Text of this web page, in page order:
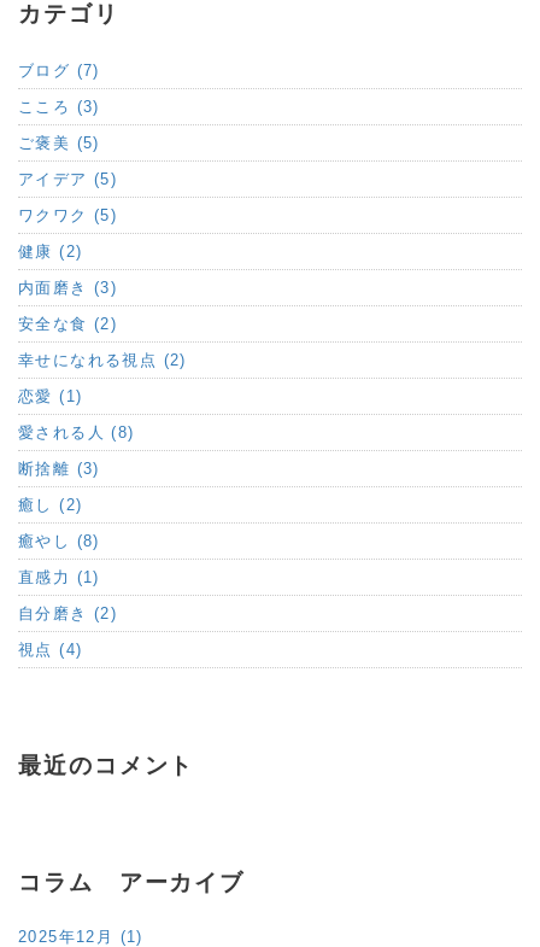
カテゴリ
ブログ (7)
こころ (3)
ご褒美 (5)
アイデア (5)
ワクワク (5)
健康 (2)
内面磨き (3)
安全な食 (2)
幸せになれる視点 (2)
恋愛 (1)
愛される人 (8)
断捨離 (3)
癒し (2)
癒やし (8)
直感力 (1)
自分磨き (2)
視点 (4)
最近のコメント
コラム アーカイブ
2025年12月 (1)